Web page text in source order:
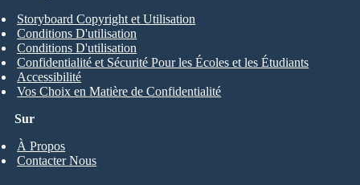
Sur
À Propos
Contacter Nous
Storyboard Copyright et Utilisation
Conditions D'utilisation
Conditions D'utilisation
Confidentialité et Sécurité Pour les Écoles et les Étudiants
Accessibilité
Vos Choix en Matière de Confidentialité